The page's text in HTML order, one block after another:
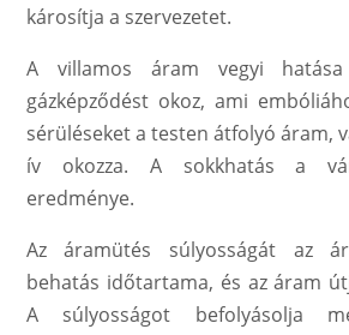
károsítja a szervezetet.
A villamos áram vegyi hatása
gázképződést okoz, ami
sérüléseket a testen átfolyó áram,
ív okozza. A sokkhatás a
eredménye.
Az áramütés súlyosságát az
behatás időtartama, és az áram
A súlyosságot befolyásolja